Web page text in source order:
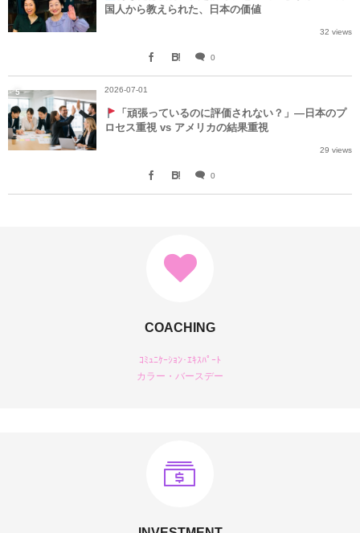
国人から教えられた、日本の価値
32 views
0
2026-07-01
「頑張っているのに評価されない？」—日本のプ
ロセス重視 vs アメリカの結果重視
29 views
0
5
COACHING
ｺﾐｭﾆｹｰｼｮﾝ･ｴｷｽﾊﾟｰﾄ
カラー・バースデー